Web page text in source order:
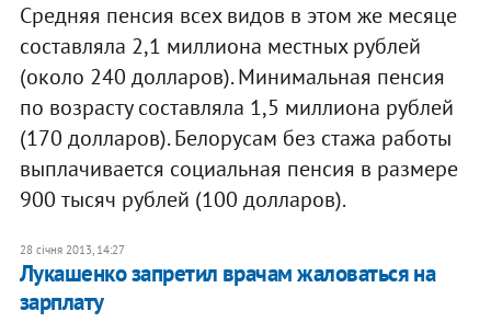
Средняя пенсия всех видов в этом же месяце
составляла 2,1 миллиона местных рублей
(около 240 долларов). Минимальная пенсия
по возрасту составляла 1,5 миллиона рублей
(170 долларов). Белорусам без стажа работы
выплачивается социальная пенсия в размере
900 тысяч рублей (100 долларов).
28 січня 2013, 14:27
Лукашенко запретил врачам жаловаться на
зарплату